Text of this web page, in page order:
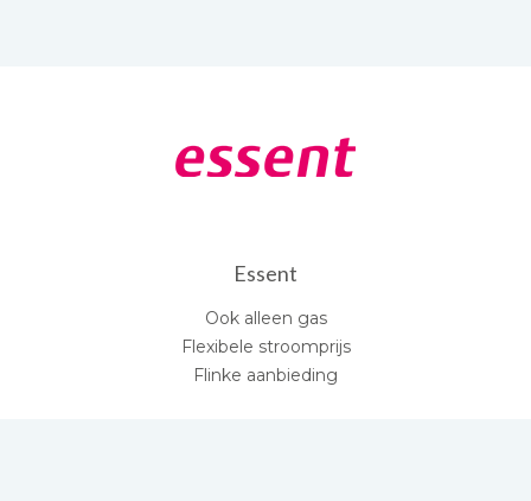
Essent
Ook alleen gas
Flexibele stroomprijs
Flinke aanbieding